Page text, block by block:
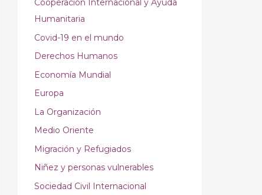
Cooperación Internacional y Ayuda
Humanitaria
Covid-19 en el mundo
Derechos Humanos
Economía Mundial
Europa
La Organización
Medio Oriente
Migración y Refugiados
Niñez y personas vulnerables
Sociedad Civil Internacional